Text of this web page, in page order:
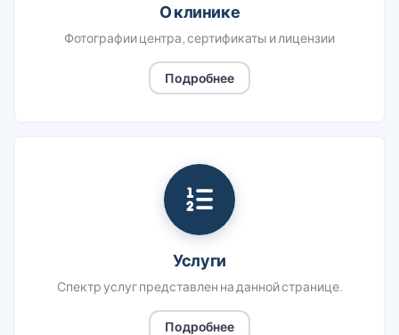
О клинике
Фотографии центра, сертификаты и лицензии
Подробнее
Услуги
Спектр услуг представлен на данной странице.
Подробнее